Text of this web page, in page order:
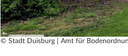
© Stadt Duisburg | Amt für